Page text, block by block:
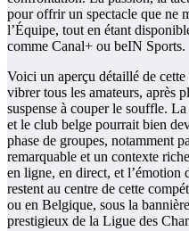
pour offrir un spectacle que ne
l’Équipe, tout en étant
comme Canal+ ou beIN Sports.
Voici un aperçu détaillé de
vibrer tous les amateurs, après
suspense à couper le souffle.
et le club belge pourrait bien
phase de groupes, notamment
remarquable et un contexte
en ligne, en direct, et l’émotion
restent au centre de cette
ou en Belgique, sous la
prestigieux de la Ligue des